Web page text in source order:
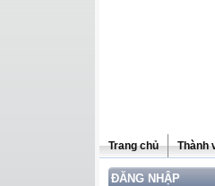
Trang chủ Thành
ĐĂNG NHẬP